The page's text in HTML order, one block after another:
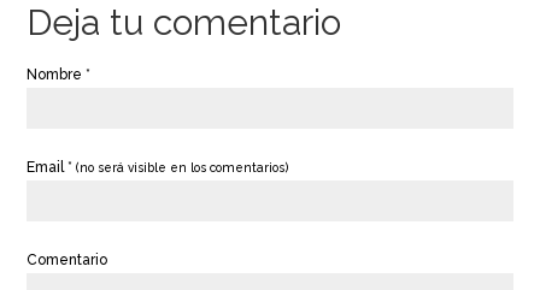
Deja tu comentario
Nombre *
Email *(no será visible en los comentarios)
Comentario